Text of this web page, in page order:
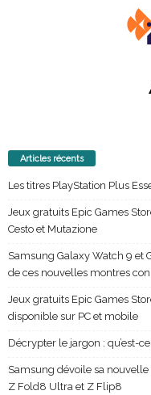
Articles récents
Les titres PlayStation Plus
Jeux gratuits Epic Games
Cesto et Mutazione
Samsung Galaxy Watch 9 et
de ces nouvelles montres
Jeux gratuits Epic Games
disponible sur PC et mobile
Décrypter le jargon : qu’est-
Samsung dévoile sa
Z Fold8 Ultra et Z Flip8